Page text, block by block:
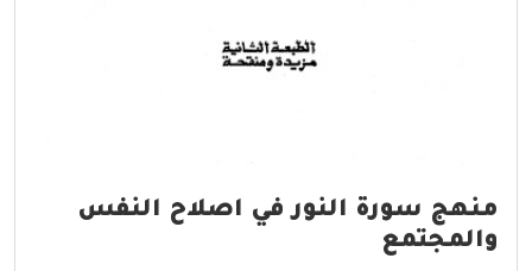
منهج سورة النور في اصلاح النفس
والمجتمع